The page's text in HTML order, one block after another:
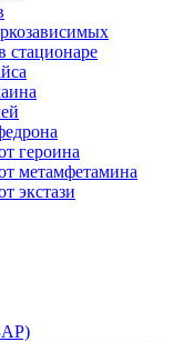
стационаре
героина
метамфетамина
экстази